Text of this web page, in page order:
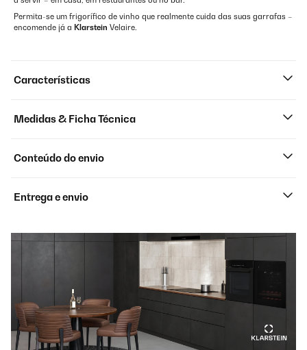
Permita-se um frigorífico de vinho que realmente cuida das suas garrafas –
encomende já a Klarstein Velaire.
Características
Medidas & Ficha Técnica
Conteúdo do envio
Entrega e envio